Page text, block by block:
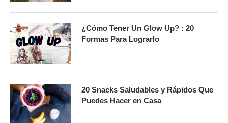
¿Cómo Tener Un Glow Up? : 20
Formas Para Lograrlo
20 Snacks Saludables y Rápidos Que
Puedes Hacer en Casa